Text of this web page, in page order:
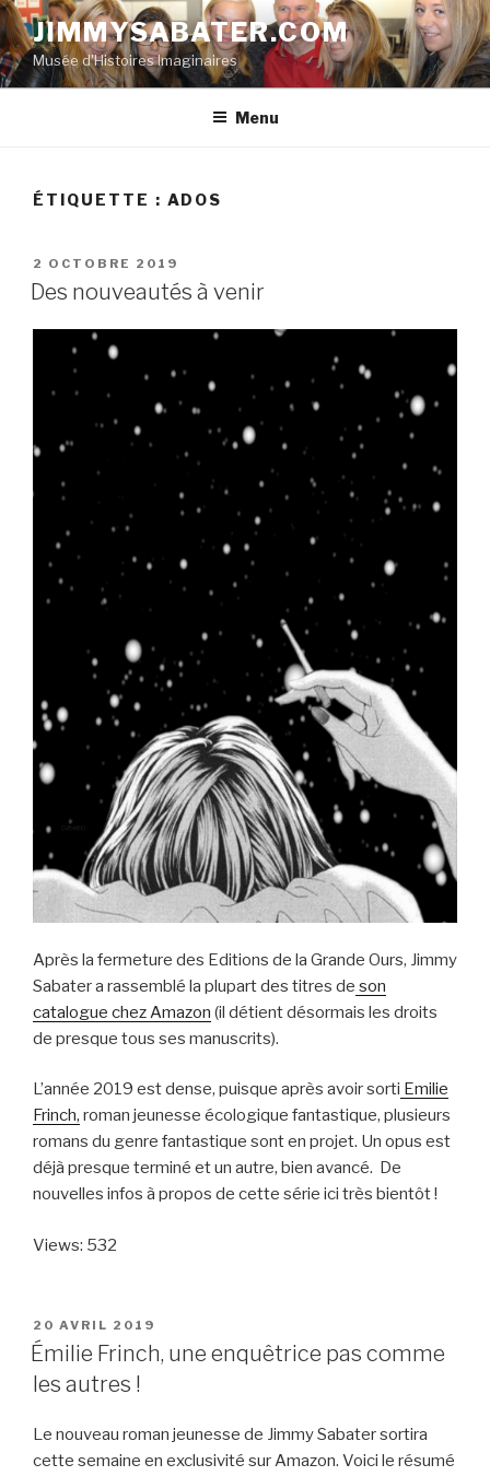
Aller
au
contenu
principal
JIMMYSABATER.COM
Musée d'Histoires Imaginaires
Menu
ÉTIQUETTE : ADOS
PUBLIÉ
LE
2 OCTOBRE 2019
Des nouveautés à venir
Après la fermeture des Editions de la Grande Ours, Jimmy
Sabater a rassemblé la plupart des titres de son
catalogue chez Amazon (il détient désormais les droits
de presque tous ses manuscrits).
L’année 2019 est dense, puisque après avoir sorti Emilie
Frinch, roman jeunesse écologique fantastique, plusieurs
romans du genre fantastique sont en projet. Un opus est
déjà presque terminé et un autre, bien avancé. De
nouvelles infos à propos de cette série ici très bientôt !
Views: 532
PUBLIÉ
LE
20 AVRIL 2019
Émilie Frinch, une enquêtrice pas comme
les autres !
Le nouveau roman jeunesse de Jimmy Sabater sortira
cette semaine en exclusivité sur Amazon. Voici le résumé